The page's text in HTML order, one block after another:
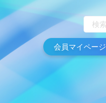
会員マイページ